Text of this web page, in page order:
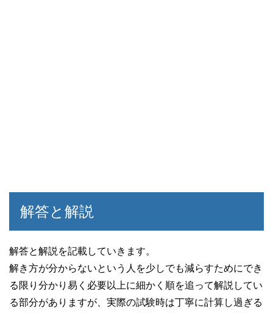
解答と解説
解答と解説を記載していきます。
解き方が分からないという人を少しでも減らすためにでき
る限り分かり易く必要以上に細かく順を追って解説してい
る部分がありますが、実際の試験時は丁寧に計算し過ぎる